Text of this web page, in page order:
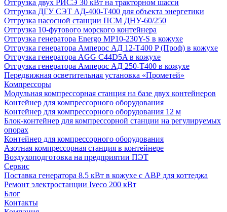
Отгрузка двух РИСЭ 30 кВт на тракторном шасси
Отгрузка ДГУ СЭТ АД-400-Т400 для объекта энергетики
Отгрузка насосной станции ПСМ ДНУ-60/250
Отгрузка 10-футового морского контейнера
Отгрузка генератора Energo MP10-230Y-S в кожухе
Отгрузка генератора Амперос АД 12-Т400 P (Проф) в кожухе
Отгрузка генератора AGG C44D5A в кожухе
Отгрузка генератора Амперос АД 250-Т400 в кожухе
Передвижная осветительная установка «Прометей»
Компрессоры
Модульная компрессорная станция на базе двух контейнеров
Контейнер для компрессорного оборудования
Контейнер для компрессорного оборудования 12 м
Блок-контейнер для компрессорной станции на регулируемых
опорах
Контейнер для компрессорного оборудования
Азотная компрессорная станция в контейнере
Воздухоподготовка на предприятии ПЭТ
Сервис
Поставка генератора 8.5 кВт в кожухе с АВР для коттеджа
Ремонт электростанции Iveco 200 кВт
Блог
Контакты